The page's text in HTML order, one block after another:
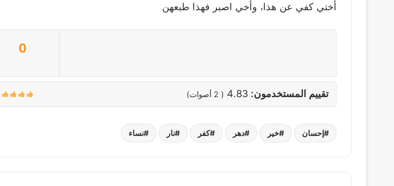
أختي كفي عن هذا، وأخي اصبر فهذا طبعهن
0
تقييم المستخدمون: 4.83
(
2 أصوات)
إحسان خير دهر كفر نار نساء